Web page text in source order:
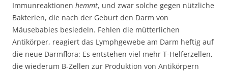
Immunreaktionen hemmt, und zwar solche gegen nützliche
Bakterien, die nach der Geburt den Darm von
Mäusebabies besiedeln. Fehlen die mütterlichen
Antikörper, reagiert das Lymphgewebe am Darm heftig auf
die neue Darmflora: Es entstehen viel mehr T-Helferzellen,
die wiederum B-Zellen zur Produktion von Antikörpern